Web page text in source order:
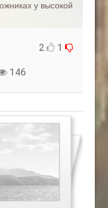
у высокой
2 1
146